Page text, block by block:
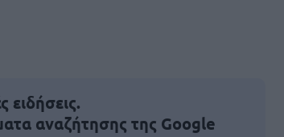
ειδήσεις.
αναζήτησης της Google